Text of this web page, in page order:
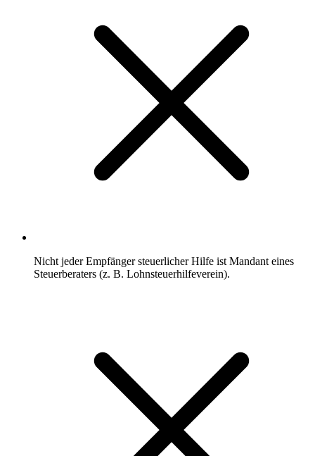
Nicht jeder Empfänger steuerlicher Hilfe ist Mandant eines
Steuerberaters (z. B. Lohnsteuerhilfeverein).